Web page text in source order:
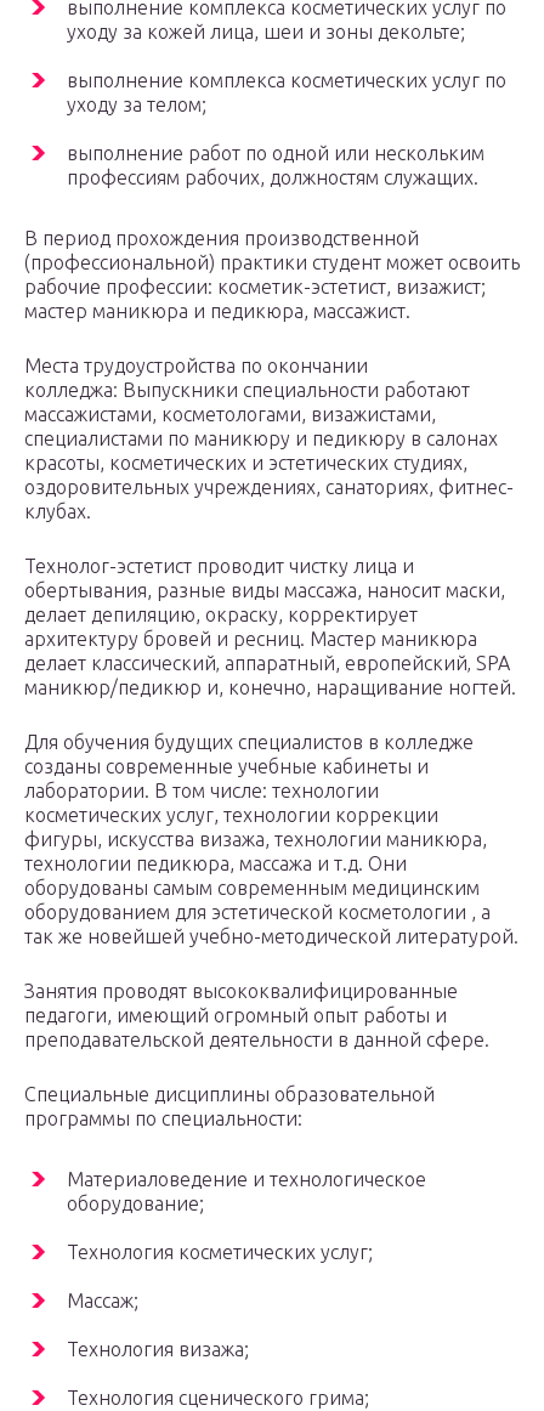
выполнение комплекса косметических услуг по
уходу за кожей лица, шеи и зоны декольте;
выполнение комплекса косметических услуг по
уходу за телом;
выполнение работ по одной или нескольким
профессиям рабочих, должностям служащих.
В период прохождения производственной
(профессиональной) практики студент может освоить
рабочие профессии: косметик-эстетист, визажист;
мастер маникюра и педикюра, массажист.
Места трудоустройства по окончании
колледжа: Выпускники специальности работают
массажистами, косметологами, визажистами,
специалистами по маникюру и педикюру в салонах
красоты, косметических и эстетических студиях,
оздоровительных учреждениях, санаториях, фитнес-
клубах.
Технолог-эстетист проводит чистку лица и
обертывания, разные виды массажа, наносит маски,
делает депиляцию, окраску, корректирует
архитектуру бровей и ресниц. Мастер маникюра
делает классический‚ аппаратный, европейский‚ SPA
маникюр/педикюр и, конечно, наращивание ногтей.
Для обучения будущих специалистов в колледже
созданы современные учебные кабинеты и
лаборатории. В том числе: технологии
косметических услуг, технологии коррекции
фигуры, искусства визажа, технологии маникюра,
технологии педикюра, массажа и т.д. Они
оборудованы самым современным медицинским
оборудованием для эстетической косметологии , а
так же новейшей учебно-методической литературой.
Занятия проводят высококвалифицированные
педагоги, имеющий огромный опыт работы и
преподавательской деятельности в данной сфере.
Специальные дисциплины образовательной
программы по специальности:
Материаловедение и технологическое
оборудование;
Технология косметических услуг;
Массаж;
Технология визажа;
Технология сценического грима;